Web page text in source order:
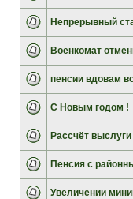
Непрерывный
Военкомат
пенсии вдовам
С Новым годом !
Рассчёт
Пенсия с
Увеличении